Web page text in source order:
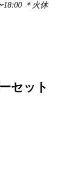
18:00 ＊火休
セット